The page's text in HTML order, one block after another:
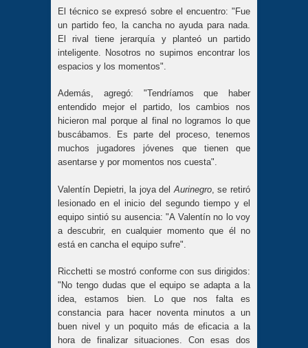
El técnico se expresó sobre el encuentro: "Fue
un partido feo, la cancha no ayuda para nada.
El rival tiene jerarquía y planteó un partido
inteligente. Nosotros no supimos encontrar los
espacios y los momentos".
Además, agregó: "Tendríamos que haber
entendido mejor el partido, los cambios nos
hicieron mal porque al final no logramos lo que
buscábamos. Es parte del proceso, tenemos
muchos jugadores jóvenes que tienen que
asentarse y por momentos nos cuesta".
Valentín Depietri, la joya del Aurinegro, se retiró
lesionado en el inicio del segundo tiempo y el
equipo sintió su ausencia: "A Valentín no lo voy
a descubrir, en cualquier momento que él no
está en cancha el equipo sufre".
Ricchetti se mostró conforme con sus dirigidos:
"No tengo dudas que el equipo se adapta a la
idea, estamos bien. Lo que nos falta es
constancia para hacer noventa minutos a un
buen nivel y un poquito más de eficacia a la
hora de finalizar situaciones. Con esas dos